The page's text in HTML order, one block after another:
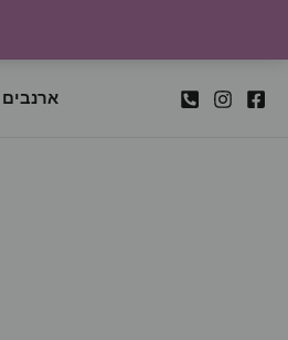
ארנבים